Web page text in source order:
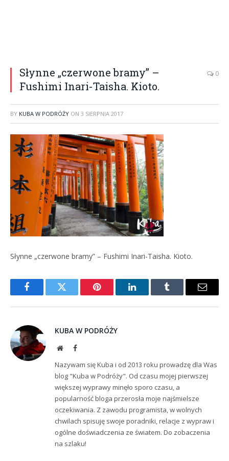
Słynne „czerwone bramy” –
Fushimi Inari-Taisha. Kioto.
0
BY KUBA W PODRÓŻY ON 3 SIERPNIA 2017
Słynne „czerwone bramy” – Fushimi Inari-Taisha. Kioto.
FacebookTwitter Pinterest LinkedInTumblr Email
KUBA W PODRÓŻY
WebsiteFacebook
Nazywam się Kuba i od 2013 roku prowadzę dla Was
blog "Kuba w Podróży". Od czasu mojej pierwszej
większej wyprawy minęło sporo czasu, a
popularność bloga przerosła moje najśmielsze
oczekiwania. Z zawodu programista, w wolnych
chwilach spisuję swoje poradniki, relacje z wypraw i
ogólne doświadczenia ze światem. Do zobaczenia
na szlaku!